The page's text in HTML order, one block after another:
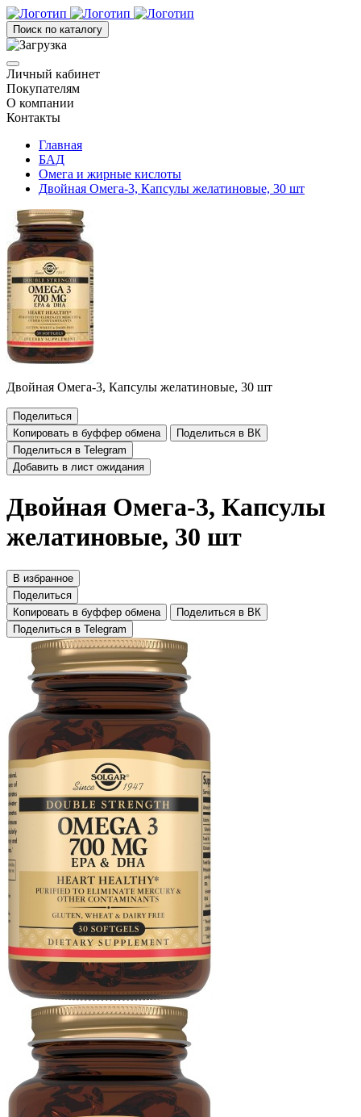
Поиск по каталогу
Личный кабинет
Покупателям
О компании
Контакты
Главная
БАД
Омега и жирные кислоты
Двойная Омега-3, Капсулы желатиновые, 30 шт
Двойная Омега-3, Капсулы желатиновые, 30 шт
Поделиться
Копировать в буффер обмена
Поделиться в ВК
Поделиться в Telegram
Добавить в лист ожидания
Двойная Омега-3, Капсулы
желатиновые, 30 шт
В избранное
Поделиться
Копировать в буффер обмена
Поделиться в ВК
Поделиться в Telegram